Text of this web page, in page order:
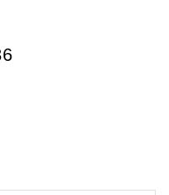
lại sự giãn